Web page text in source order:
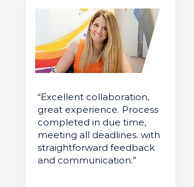
“Excellent collaboration,
great experience. Process
completed in due time,
meeting all deadlines. with
straightforward feedback
and communication.”